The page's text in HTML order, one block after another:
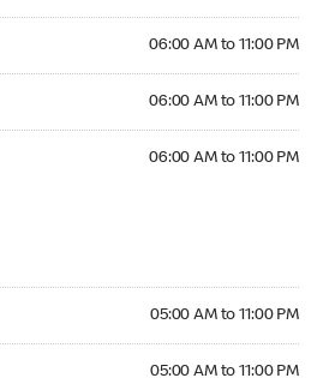
06:00 AM to 11:00 PM
06:00 AM to 11:00 PM
06:00 AM to 11:00 PM
05:00 AM to 11:00 PM
05:00 AM to 11:00 PM